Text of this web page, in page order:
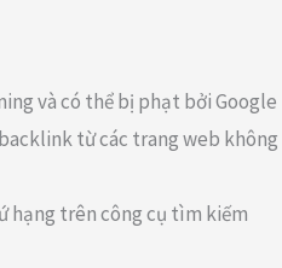
và có thể bị phạt bởi Google
từ các trang web không
hạng trên công cụ tìm kiếm